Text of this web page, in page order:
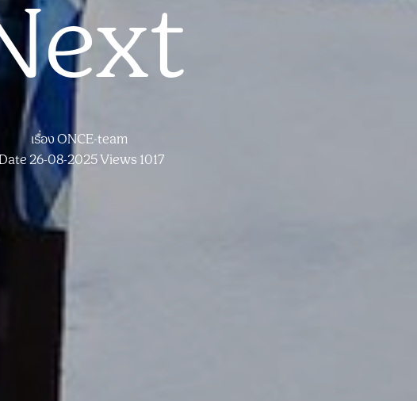
เรื่องONCE-team
Date 26-08-2025Views 1017